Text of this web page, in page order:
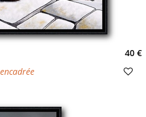
40 €